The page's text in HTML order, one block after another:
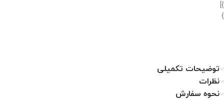
}]
}
توضیحات تکمیلی
نظرات
نحوه سفارش